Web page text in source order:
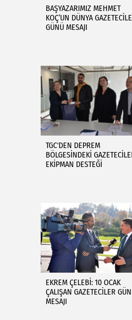
BAŞYAZARIMIZ MEHMET
KOÇ’UN DÜNYA
GÜNÜ MESAJI
TGC'DEN DEPREM
BÖLGESİNDEKİ
EKİPMAN DESTEĞİ
EKREM ÇELEBİ: 10 OCAK
ÇALIŞAN GAZETECİLER
MESAJI